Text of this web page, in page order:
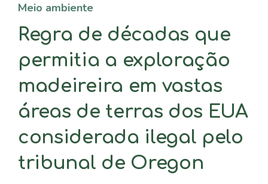
Meio ambiente
Regra de décadas que
permitia a exploração
madeireira em vastas
áreas de terras dos EUA
considerada ilegal pelo
tribunal de Oregon